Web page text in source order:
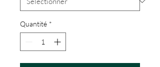
Quantité *